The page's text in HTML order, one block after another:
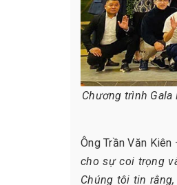
Chương trình Gala
Ông Trần Văn
cho sự coi trọng
Chúng tôi tin